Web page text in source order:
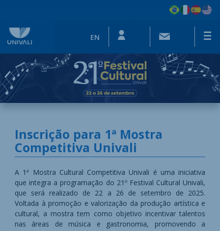
EN
Inscrição para 1ª Mostra
Competitiva Univali
A 1ª Mostra Cultural Competitiva Univali é uma iniciativa
que integra a programação do 21º Festival Cultural Univali,
que será realizado de 22 a 26 de setembro de 2025.
Voltada à promoção e valorização da produção artística e
cultural, a mostra tem como objetivo incentivar talentos
nas áreas de música e gastronomia, promovendo a